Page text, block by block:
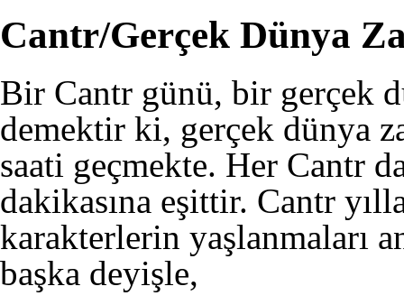
Cantr/Gerçek Dünya
Bir Cantr günü, bir gerçek
demektir ki, gerçek dünya
saati geçmekte. Her Cantr
dakikasına eşittir. Cantr
karakterlerin yaşlanmaları
başka deyişle,